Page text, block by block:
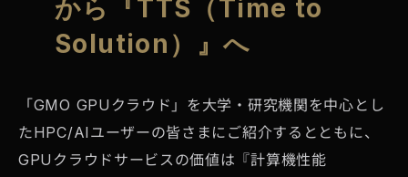
から『TTS（Time to
Solution）』へ
「GMO GPUクラウド」を大学・研究機関を中心とし
たHPC/AIユーザーの皆さまにご紹介するとともに、
GPUクラウドサービスの価値は『計算機性能